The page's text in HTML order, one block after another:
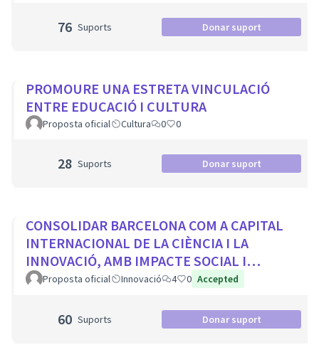
76 Suports Donar suport
PROMOURE UNA ESTRETA VINCULACIÓ
ENTRE EDUCACIÓ I CULTURA
Proposta oficial Cultura 0 0
28 Suports Donar suport
CONSOLIDAR BARCELONA COM A CAPITAL
INTERNACIONAL DE LA CIÈNCIA I LA
INNOVACIÓ, AMB IMPACTE SOCIAL I
PROTAGONISME CIUTADÀ
Proposta oficial Innovació 4 0 Accepted
60 Suports Donar suport